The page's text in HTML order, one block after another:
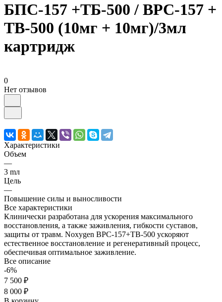
БПС-157 +ТБ-500 / BPC-157 +
TB-500 (10мг + 10мг)/3мл
картридж
0
Нет отзывов
Характеристики
Объем
—
3 mл
Цель
—
Повышение силы и выносливости
Все характеристики
Клинически разработана для ускорения максимального
восстановления, а также заживления, гибкости суставов,
защиты от травм. Noxygen BPC-157+TB-500 ускоряют
естественное восстановление и регенеративный процесс,
обеспечивая оптимальное заживление.
Все описание
-6%
7 500 ₽
8 000 ₽